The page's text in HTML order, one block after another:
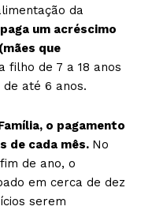
da
um acréscimo
que
filho de 7 a 18 anos
de até 6 anos.
o pagamento
de cada mês. No
de ano, o
em cerca de dez
serem